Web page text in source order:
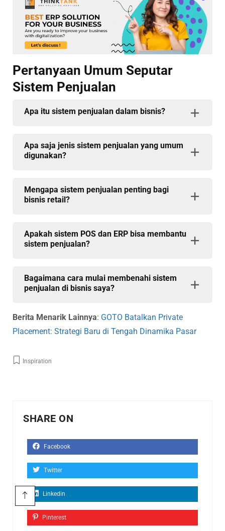
Pertanyaan Umum Seputar
Sistem Penjualan
Apa itu sistem penjualan dalam bisnis?
Apa saja jenis sistem penjualan yang umum
digunakan?
Mengapa sistem penjualan penting bagi
bisnis retail?
Apakah sistem POS dan ERP bisa membantu
sistem penjualan?
Bagaimana cara mulai membenahi sistem
penjualan di bisnis saya?
Berita Menarik Lainnya: GOTO Batalkan Private
Placement: Strategi Baru di Tengah Dinamika Pasar
Inspiration
SHARE ON
Facebook
Twitter
Linkedin
Pinterest